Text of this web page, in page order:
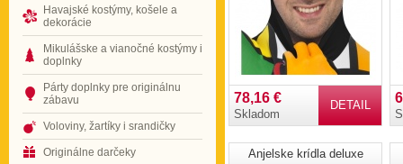
Havajské kostýmy, košele a
dekorácie
Mikulášske a vianočné kostýmy i
doplnky
Párty doplnky pre originálnu
zábavu
Voloviny, žartíky i srandičky
Originálne darčeky
DETAIL
78,16 €
Skladom
Anjelske krídla deluxe